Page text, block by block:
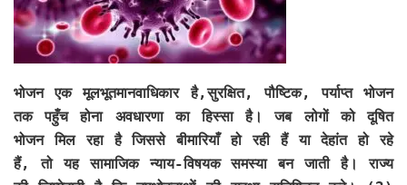
भोजन एक मूलभूतमानवाधिकार है,सुरक्षित, पौष्टिक, पर्याप्त भोजन
तक पहुँच होना अवधारणा का हिस्सा है। जब लोगों को दूषित
भोजन मिल रहा है जिससे बीमारियाँ हो रही हैं या देहांत हो रहे
हैं, तो यह सामाजिक न्याय-विषयक समस्या बन जाती है। राज्य